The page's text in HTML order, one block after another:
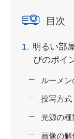
目次
1. 明るい部
びのポイ
ルーメン
投写方式
光源の種
画像の解